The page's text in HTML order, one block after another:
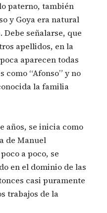
paterno, también
y Goya era natural
Debe señalarse, que
apellidos, en la
aparecen todas
como “Afonso” y no
la familia
años, se inicia como
de Manuel
a poco, se
en el dominio de las
casi puramente
trabajos de la